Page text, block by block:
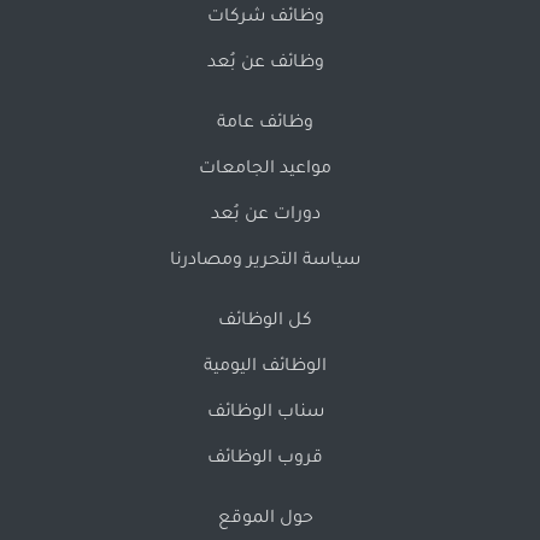
وظائف شركات
وظائف عن بُعد
وظائف عامة
مواعيد الجامعات
دورات عن بُعد
سياسة التحرير ومصادرنا
كل الوظائف
الوظائف اليومية
سناب الوظائف
قروب الوظائف
حول الموقع